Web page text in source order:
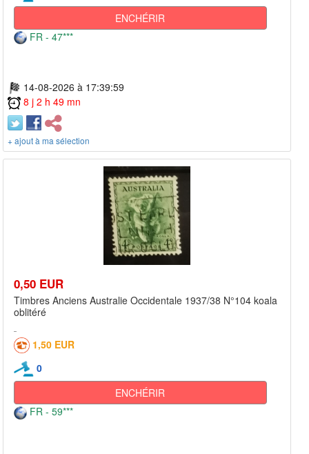
ENCHÉRIR
FR - 47***
14-08-2026 à 17:39:59
8 j 2 h 49 mn
+ ajout à ma sélection
0,50 EUR
Timbres Anciens Australie Occidentale 1937/38 N°104 koala
oblitéré
1,50 EUR
0
ENCHÉRIR
FR - 59***